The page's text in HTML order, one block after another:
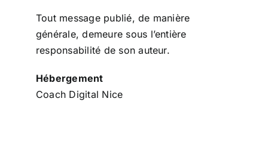
Tout message publié, de manière
générale, demeure sous l’entière
responsabilité de son auteur.
Hébergement
Coach Digital Nice